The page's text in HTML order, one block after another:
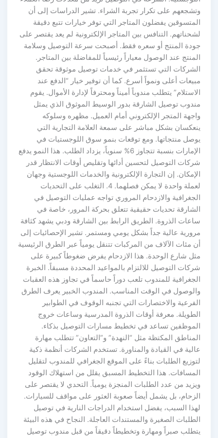
وتشجعهم على تكرار تجربة الشراء. تشير الدراسات إلى أن
المتسوقين يفضلون المتاجر التي توفر خيارات تتبع دقيقة
لشحناتهم. التنافس بين المتاجر الإلكترونية لم يعد يقتصر على
جودة المنتج أو سعره فقط. أصبحت سرعة التوصيل وسلامة
المنتج عند الوصول معياراً رئيسياً للمفاضلة بين المتاجر.
الشركات التي تستثمر في خدمات توصيل موثوقة تحقق
مبيعات أعلى ونمواً أسرع. كما أن توفير خيار “الدفع عند
الاستلام” يتطلب مندوباً أميناً ومحترفاً لإدارة الأموال. يقوم
مندوب توصيل الشارقة بدور الوسيط الموثوق الذي يمثل
واجهة المتجر الإلكتروني أمام العميل. مظهره وسلوكه
ينعكسان بشكل مباشر على سمعة العلامة التجارية التي
يوصل منتجاتها. ومع توقعات بنمو سوق اللوجستيات في
الإمارات بنسبة تتجاوز 6% سنوياً، يزداد الطلب. هذا النمو يدفع
شركات التوصيل لتحسين أدائها وتقليص أوقات الانتظار قدر
الإمكان. إن التجارة الإلكترونية والخدمات اللوجستية وجهان
لعملة واحدة لا يمكن فصلهما. 4. التغلب على التحديات
الجغرافية والازدحام المروري تواجه عمليات التوصيل في
الشارقة تحديات حقيقية تتعلق بحركة المرور، خاصة في
ساعات الذروة. الطريق الرابط بين الشارقة ودبي يشهد كثافة
مرورية عالية جداً بشكل يومي ومستمر. تشير الإحصائيات إلى
أن مئات الآلاف من المركبات تتنقل يومياً عبر الطرق الرئيسية
مثل شارع الوحدة. هذا الازدحام يفرض ضغوطاً كبيرة على
شركات التوصيل للالتزام بالمواعيد المحددة مسبقاً. الخبرة
الجغرافية للمندوب تلعب دوراً حاسماً في تجاوز هذه العقبات
والوصول في الوقت المناسب. المندوب الخبير يعرف الطرق
الفرعية والاختصارات التي تجنبه الوقوف في الطوابير
الطويلة. معرفة أوقات الذروة المدرسية وساعات خروج
الموظفين تساعد في تخطيط مسارات التوصيل بذكاء.
المناطق المكتظة مثل “النهدة” و”التعاون” تتطلب مهارة
عالية في القيادة والمناورة. تستخدم الشركات أنظمة ذكية
لتوزيع الطلبات بناءً على الموقع الجغرافي للمندوب لتقليل
المسافات. هذا التخطيط المسبق يقلل من استهلاك الوقود
ويزيد من عدد الطلبات المنجزة يومياً. التحدي لا يقتصر على
الزحام، بل يشمل أيضاً صعوبة العثور على مواقف للسيارات.
لهذا السبب، يفضل استخدام الدراجات النارية في توصيل
الطلبات الصغيرة والمستندات العاجلة. النجاح في هذه البيئة
يتطلب صبراً ومهارة وتخطيطاً دقيقاً من قبل مندوب توصيل